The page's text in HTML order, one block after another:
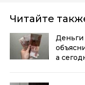
Читайте
Деньги
а